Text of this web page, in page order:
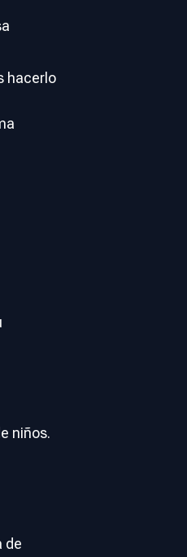
hacerlo
niños.
de